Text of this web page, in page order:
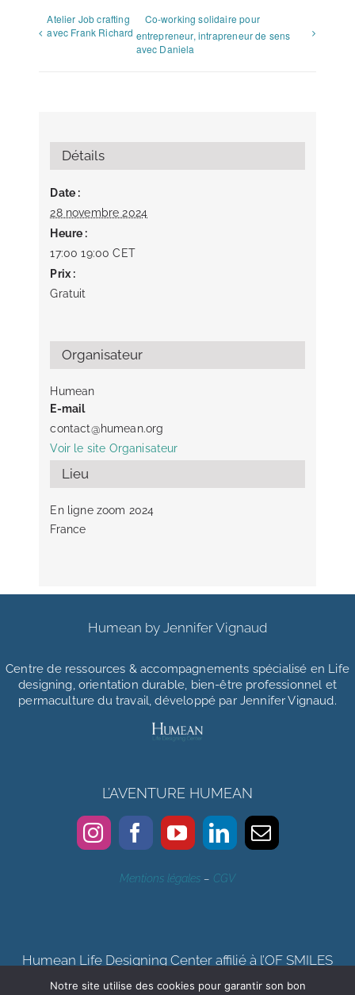
Atelier Job crafting
avec Frank Richard
Co-working solidaire pour
entrepreneur, intrapreneur de sens
avec Daniela
Détails
Date :
28 novembre 2024
Heure :
17:00 19:00CET
Prix :
Gratuit
Lieu
En ligne zoom 2024
France
Organisateur
Humean
E-mail
contact@humean.org
Voir le site Organisateur
Humean by Jennifer Vignaud
Centre de ressources & accompagnements spécialisé en Life
designing, orientation durable, bien-être professionnel et
permaculture du travail, développé par Jennifer Vignaud.
L’AVENTURE HUMEAN
Mentions légales – CGV
Humean Life Designing Center affilié à l’OF SMILES
Notre site utilise des cookies pour garantir son bon